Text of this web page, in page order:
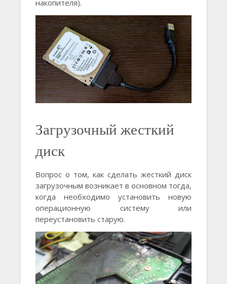
накопителя).
Загрузочный жесткий
диск
Вопрос о том, как сделать жесткий диск
загрузочным возникает в основном тогда,
когда необходимо установить новую
операционную систему или
переустановить старую.